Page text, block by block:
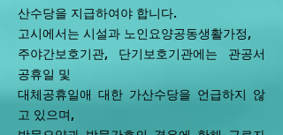
산수당을 지급하여야 합니다.
고시에서는 시설과 노인요양공동생활가정,
주야간보호기관, 단기보호기관에는 관공서
공휴일 및
대체공휴일애 대한 가산수당을 언급하지 않
고 있으며,